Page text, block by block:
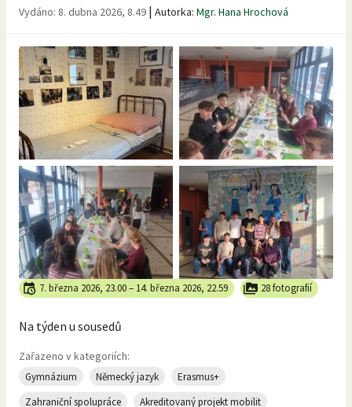
Vydáno: 8. dubna 2026, 8.49 | Autorka: Mgr. Hana Hrochová
7. března 2026, 23.00– 14. března 2026, 22.59 28 fotografií
Na týden u sousedů
Zařazeno v kategoriích:
Gymnázium Německý jazyk
Erasmus+
Zahraniční spolupráce
Akreditovaný projekt mobilit